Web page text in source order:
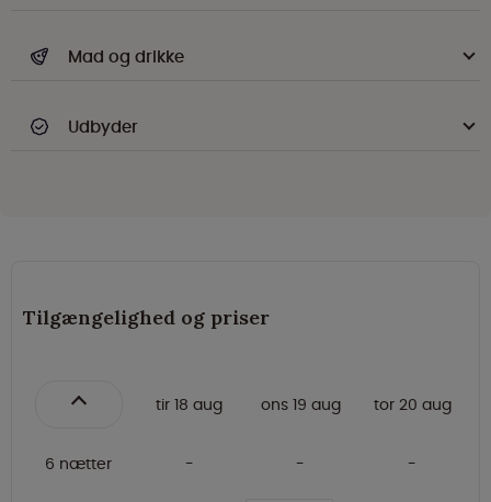
Mad og drikke
Udbyder
Tilgængelighed og priser
tir 18 aug ons 19 aug tor 20 aug
6 nætter